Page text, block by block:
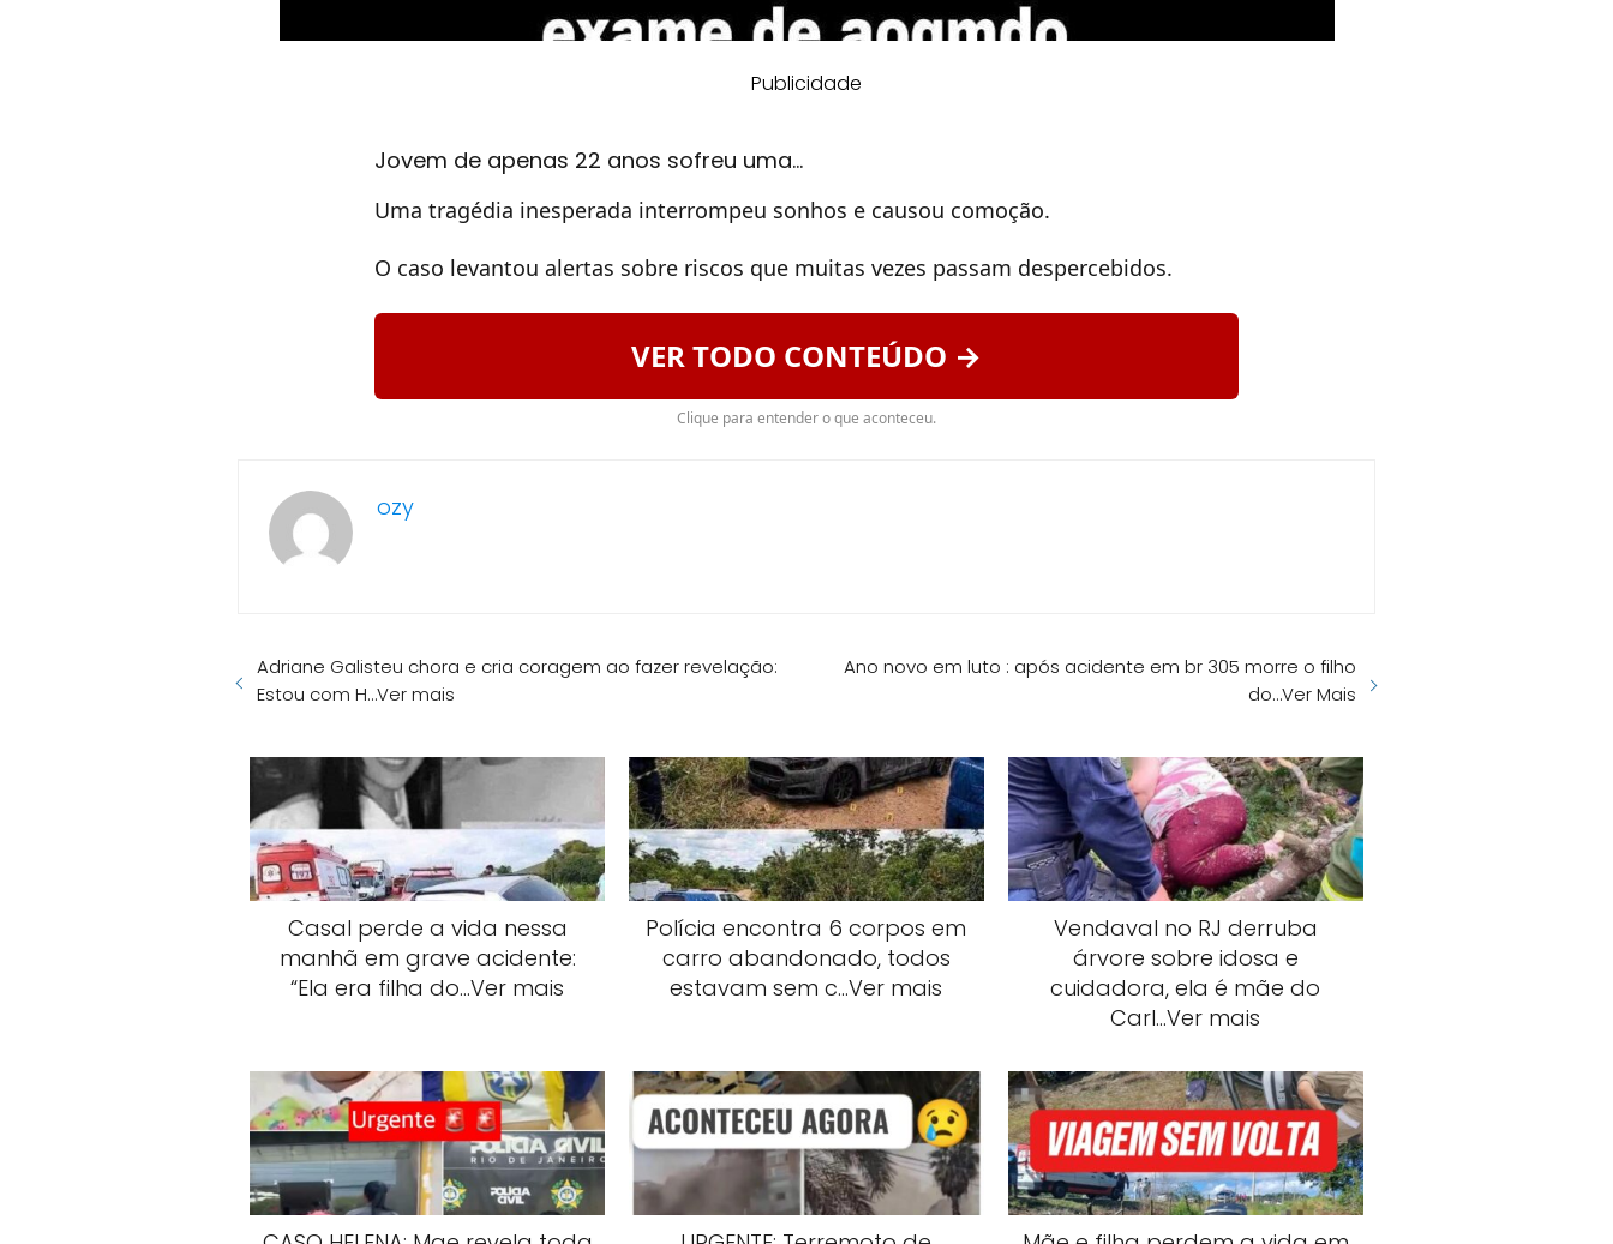
Publicidade
Jovem de apenas 22 anos sofreu uma…
Uma tragédia inesperada interrompeu sonhos e causou comoção.
O caso levantou alertas sobre riscos que muitas vezes passam despercebidos.
VER TODO CONTEÚDO →
Clique para entender o que aconteceu.
ozy
Adriane Galisteu chora e cria coragem ao fazer revelação:
Estou com H…Ver mais
Ano novo em luto : após acidente em br 305 morre o filho
do…Ver Mais
Casal perde a vida nessa
manhã em grave acidente:
“Ela era filha do…Ver mais
Polícia encontra 6 corpos em
carro abandonado, todos
estavam sem c…Ver mais
Vendaval no RJ derruba
árvore sobre idosa e
cuidadora, ela é mãe do
Carl…Ver mais